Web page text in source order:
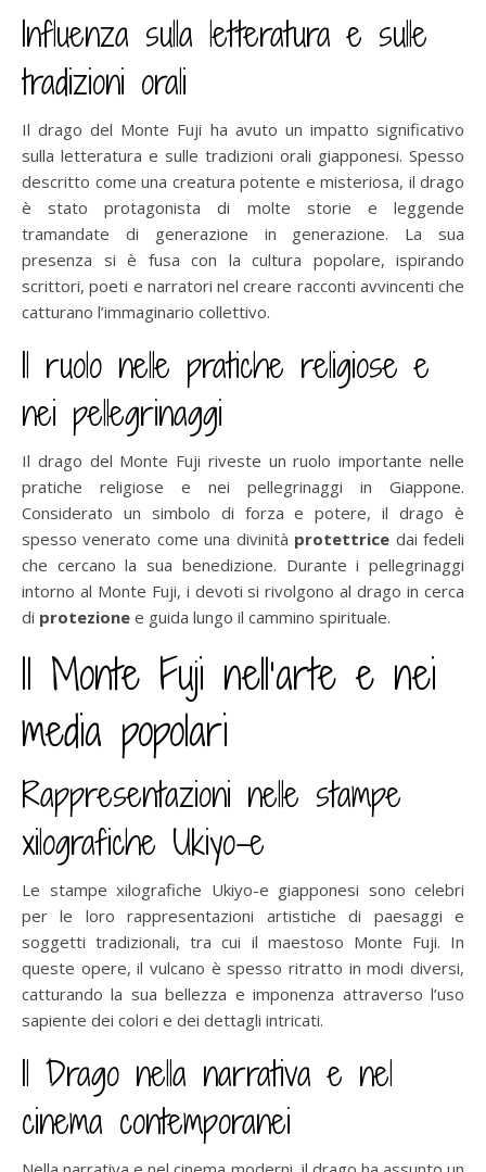
Influenza sulla letteratura e sulle
tradizioni orali
Il drago del Monte Fuji ha avuto un impatto significativo
sulla letteratura e sulle tradizioni orali giapponesi. Spesso
descritto come una creatura potente e misteriosa, il drago
è stato protagonista di molte storie e leggende
tramandate di generazione in generazione. La sua
presenza si è fusa con la cultura popolare, ispirando
scrittori, poeti e narratori nel creare racconti avvincenti che
catturano l’immaginario collettivo.
Il ruolo nelle pratiche religiose e
nei pellegrinaggi
Il drago del Monte Fuji riveste un ruolo importante nelle
pratiche religiose e nei pellegrinaggi in Giappone.
Considerato un simbolo di forza e potere, il drago è
spesso venerato come una divinità protettrice dai fedeli
che cercano la sua benedizione. Durante i pellegrinaggi
intorno al Monte Fuji, i devoti si rivolgono al drago in cerca
di protezione e guida lungo il cammino spirituale.
Il Monte Fuji nell’arte e nei
media popolari
Rappresentazioni nelle stampe
xilografiche Ukiyo-e
Le stampe xilografiche Ukiyo-e giapponesi sono celebri
per le loro rappresentazioni artistiche di paesaggi e
soggetti tradizionali, tra cui il maestoso Monte Fuji. In
queste opere, il vulcano è spesso ritratto in modi diversi,
catturando la sua bellezza e imponenza attraverso l’uso
sapiente dei colori e dei dettagli intricati.
Il Drago nella narrativa e nel
cinema contemporanei